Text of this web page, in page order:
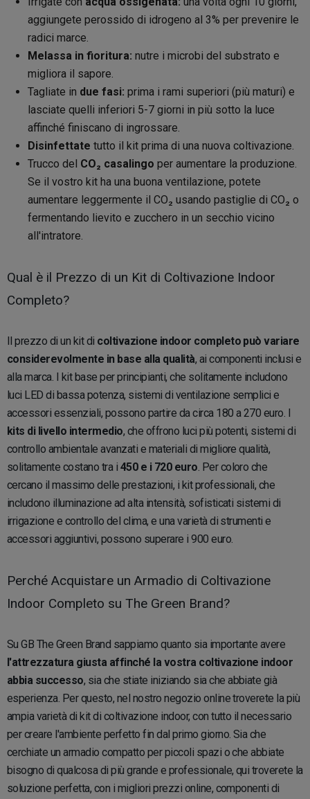
aggiungete perossido di idrogeno al 3% per prevenire le
radici marce.
Melassa in fioritura: nutre i microbi del substrato e
migliora il sapore.
Tagliate in due fasi: prima i rami superiori (più maturi) e
lasciate quelli inferiori 5-7 giorni in più sotto la luce
affinché finiscano di ingrossare.
Disinfettate tutto il kit prima di una nuova coltivazione.
Trucco del CO₂ casalingo per aumentare la produzione.
Se il vostro kit ha una buona ventilazione, potete
aumentare leggermente il CO₂ usando pastiglie di CO₂ o
fermentando lievito e zucchero in un secchio vicino
all'intratore.
Qual è il Prezzo di un Kit di Coltivazione Indoor
Completo?
Il prezzo di un kit di coltivazione indoor completo può variare
considerevolmente in base alla qualità, ai componenti inclusi e
alla marca. I kit base per principianti, che solitamente includono
luci LED di bassa potenza, sistemi di ventilazione semplici e
accessori essenziali, possono partire da circa 180 a 270 euro. I
kits di livello intermedio, che offrono luci più potenti, sistemi di
controllo ambientale avanzati e materiali di migliore qualità,
solitamente costano tra i 450 e i 720 euro. Per coloro che
cercano il massimo delle prestazioni, i kit professionali, che
includono illuminazione ad alta intensità, sofisticati sistemi di
irrigazione e controllo del clima, e una varietà di strumenti e
accessori aggiuntivi, possono superare i 900 euro.
Perché Acquistare un Armadio di Coltivazione
Indoor Completo su The Green Brand?
Su GB The Green Brand sappiamo quanto sia importante avere
l'attrezzatura giusta affinché la vostra coltivazione indoor
abbia successo, sia che stiate iniziando sia che abbiate già
esperienza. Per questo, nel nostro negozio online troverete la più
ampia varietà di kit di coltivazione indoor, con tutto il necessario
per creare l'ambiente perfetto fin dal primo giorno. Sia che
cerchiate un armadio compatto per piccoli spazi o che abbiate
bisogno di qualcosa di più grande e professionale, qui troverete la
soluzione perfetta, con i migliori prezzi online, componenti di